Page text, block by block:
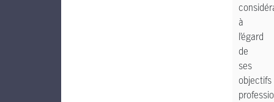
à
l’égard
de
ses
objectifs